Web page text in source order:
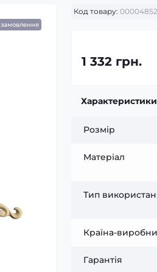
замовлення
Код товару:
1 332 грн.
Розмір
Матеріал
Тип
Країна-
Гарантія